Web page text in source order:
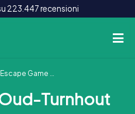
223.447 recensioni
Escape Game Oud-Turnhout
Turnhout